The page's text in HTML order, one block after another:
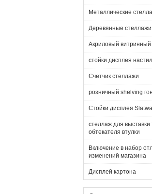
Металлические
Деревянные стеллажи
Акриловый
стойки дисплея
Счетчик стеллажи
розничный shelving
Стойки дисплея Slatwall
стеллаж для выставки
обтекателя втулки
Включение в набор
изменений магазина
Дисплей картона